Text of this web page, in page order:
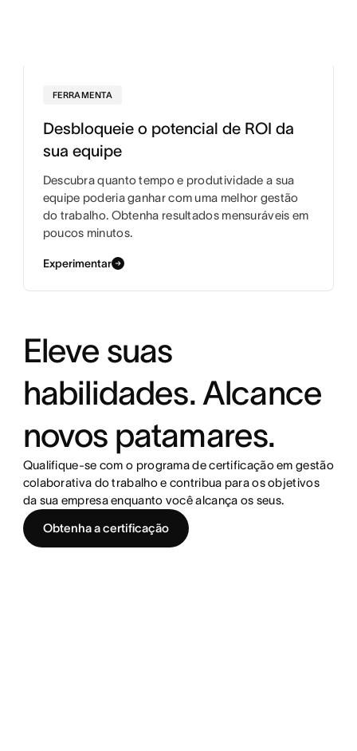
FERRAMENTA
Desbloqueie o potencial de ROI da
sua equipe
Descubra quanto tempo e produtividade a sua
equipe poderia ganhar com uma melhor gestão
do trabalho. Obtenha resultados mensuráveis em
poucos minutos.
Experimentar
Eleve suas
habilidades. Alcance
novos patamares.
Qualifique-se com o programa de certificação em gestão
colaborativa do trabalho e contribua para os objetivos
da sua empresa enquanto você alcança os seus.
Obtenha a certificação